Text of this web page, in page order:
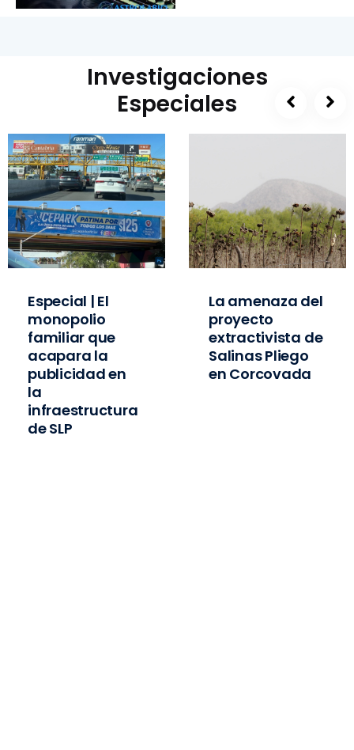
Investigaciones
Especiales
Especial | El
monopolio
familiar que
acapara la
publicidad en
la
infraestructura
de SLP
La amenaza del
proyecto
extractivista de
Salinas Pliego
en Corcovada